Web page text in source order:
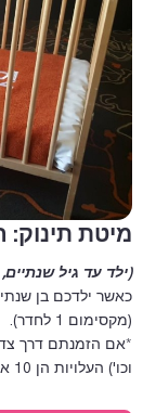
מיטת תינוק:
(ילד עד גיל
כאשר ילדכם בן
(מקסימום 1 לחדר).
וכו') העלויות הן 10 אירו לשהות לכל מיטת תינוק.